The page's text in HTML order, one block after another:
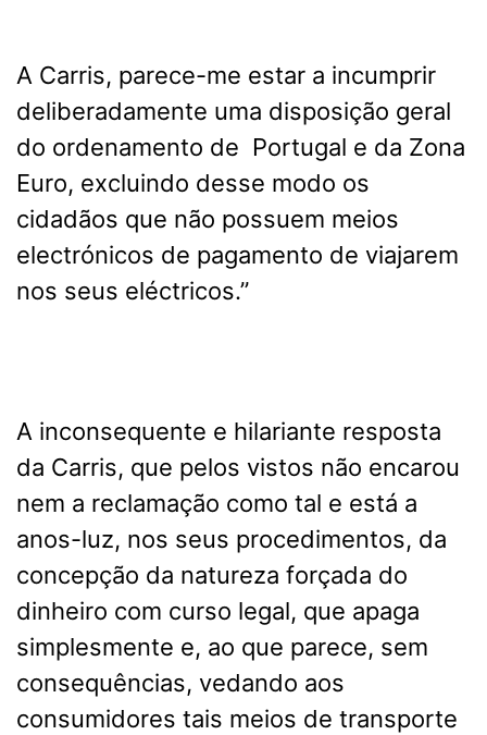
A Carris, parece-me estar a incumprir
deliberadamente uma disposição geral
do ordenamento de Portugal e da Zona
Euro, excluindo desse modo os
cidadãos que não possuem meios
electrónicos de pagamento de viajarem
nos seus eléctricos.”
A inconsequente e hilariante resposta
da Carris, que pelos vistos não encarou
nem a reclamação como tal e está a
anos-luz, nos seus procedimentos, da
concepção da natureza forçada do
dinheiro com curso legal, que apaga
simplesmente e, ao que parece, sem
consequências, vedando aos
consumidores tais meios de transporte